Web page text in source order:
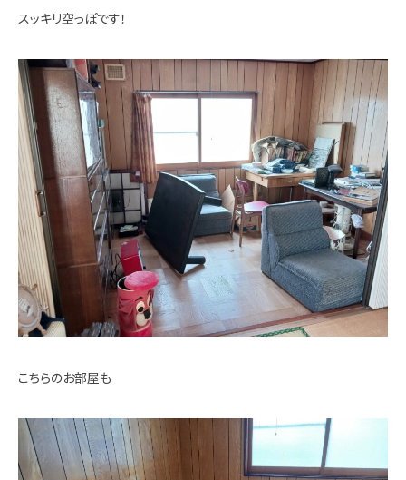
スッキリ空っぽです！
こちらのお部屋も